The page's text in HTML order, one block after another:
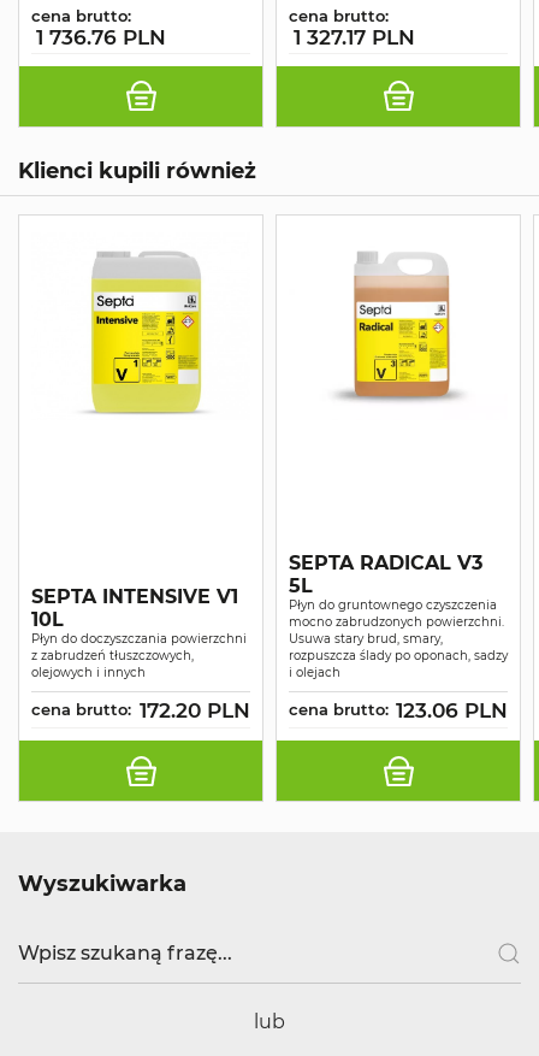
cena brutto:
1 736.76 PLN
cena brutto:
1 327.17 PLN
Klienci kupili również
SEPTA INTENSIVE V1
10L
Płyn do doczyszczania powierzchni
z zabrudzeń tłuszczowych,
olejowych i innych
cena brutto: 172.20 PLN
SEPTA RADICAL V3
5L
Płyn do gruntownego czyszczenia
mocno zabrudzonych powierzchni.
Usuwa stary brud, smary,
rozpuszcza ślady po oponach, sadzy
i olejach
cena brutto: 123.06 PLN
Wyszukiwarka
lub